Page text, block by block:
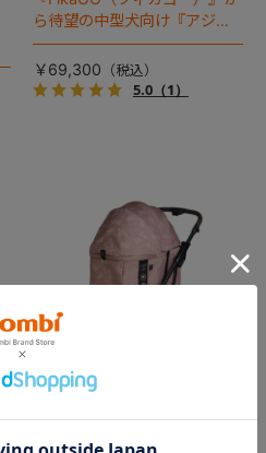
ら待望の中型犬向け『アジャ
イル２』 登場！耐荷重30kg
で、しかも1秒・自動収納機能
搭載！！
￥69,300
5.0（1）